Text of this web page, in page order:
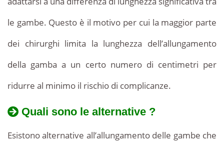
le gambe. Questo è il motivo per cui la maggior parte
dei chirurghi limita la lunghezza dell’allungamento
della gamba a un certo numero di centimetri per
ridurre al minimo il rischio di complicanze.
Quali sono le alternative ?
Esistono alternative all’allungamento delle gambe che